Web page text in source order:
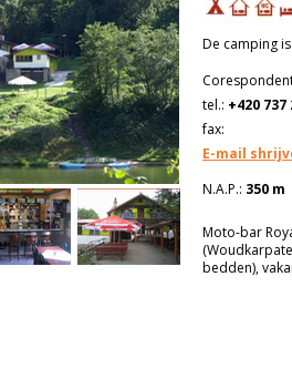
De camping
tel.: +420 737
fax:
E-mail
N.A.P.: 350 m
Moto-bar
bedden),